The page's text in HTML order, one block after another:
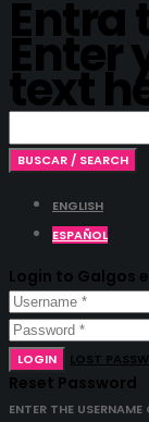
Entra
Enter
text
ENGLISH
ESPAÑOL
Login to Galgos
LOGIN LOST
Reset Password
ENTER THE